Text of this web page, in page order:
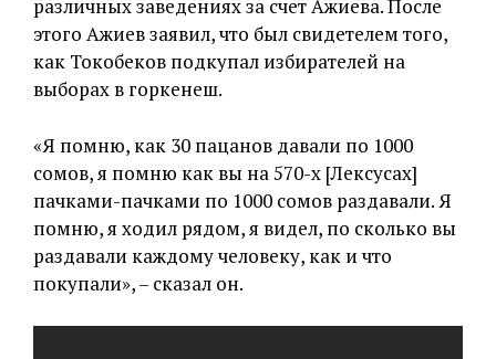
различных заведениях за счет Ажиева. После
этого Ажиев заявил, что был свидетелем того,
как Токобеков подкупал избирателей на
выборах в горкенеш.
«Я помню, как 30 пацанов давали по 1000
сомов, я помню как вы на 570-х [Лексусах]
пачками-пачками по 1000 сомов раздавали. Я
помню, я ходил рядом, я видел, по сколько вы
раздавали каждому человеку, как и что
покупали», – сказал он.